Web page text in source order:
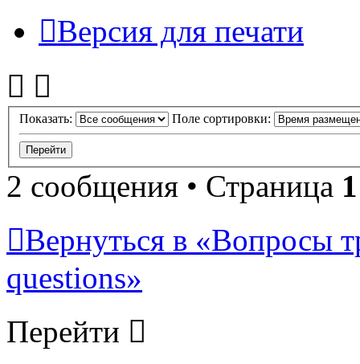
Версия для печати
Показать: Поле сортировки:
2 сообщения • Страница 1
Вернуться в «Вопросы
questions»
Перейти